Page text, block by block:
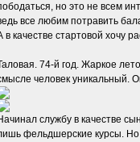
но это не всем
все любим потравить
в качестве стартовой хочу
74-й год. Жаркое
человек уникальный.
службу в качестве
фельдшерские курсы. Но